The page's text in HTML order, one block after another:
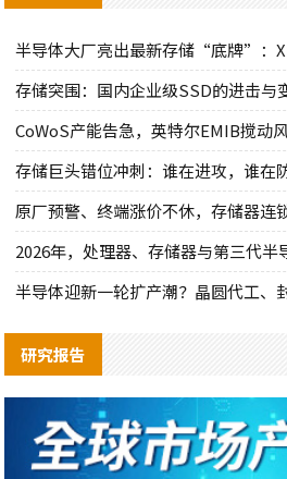
半导体大厂亮出最新存储“底牌”：
存储突围：国内企业级SSD的进击与
CoWoS产能告急，英特尔EMIB搅动
存储巨头错位冲刺：谁在进攻，谁在
原厂预警、终端涨价不休，存储器连
2026年，处理器、存储器与第三代半
半导体迎新一轮扩产潮？晶圆代工、
研究报告